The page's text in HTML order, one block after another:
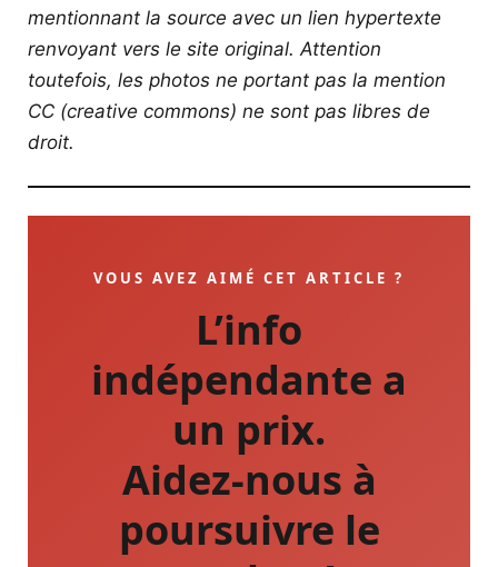
mentionnant la source avec un lien hypertexte
renvoyant vers le site original. Attention
toutefois, les photos ne portant pas la mention
CC (creative commons) ne sont pas libres de
droit.
VOUS AVEZ AIMÉ CET ARTICLE ?
L’info
indépendante a
un prix.
Aidez-nous à
poursuivre le